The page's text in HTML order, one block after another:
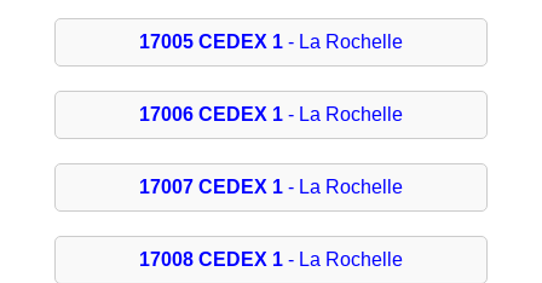
17005 CEDEX 1- La Rochelle
17006 CEDEX 1- La Rochelle
17007 CEDEX 1- La Rochelle
17008 CEDEX 1- La Rochelle